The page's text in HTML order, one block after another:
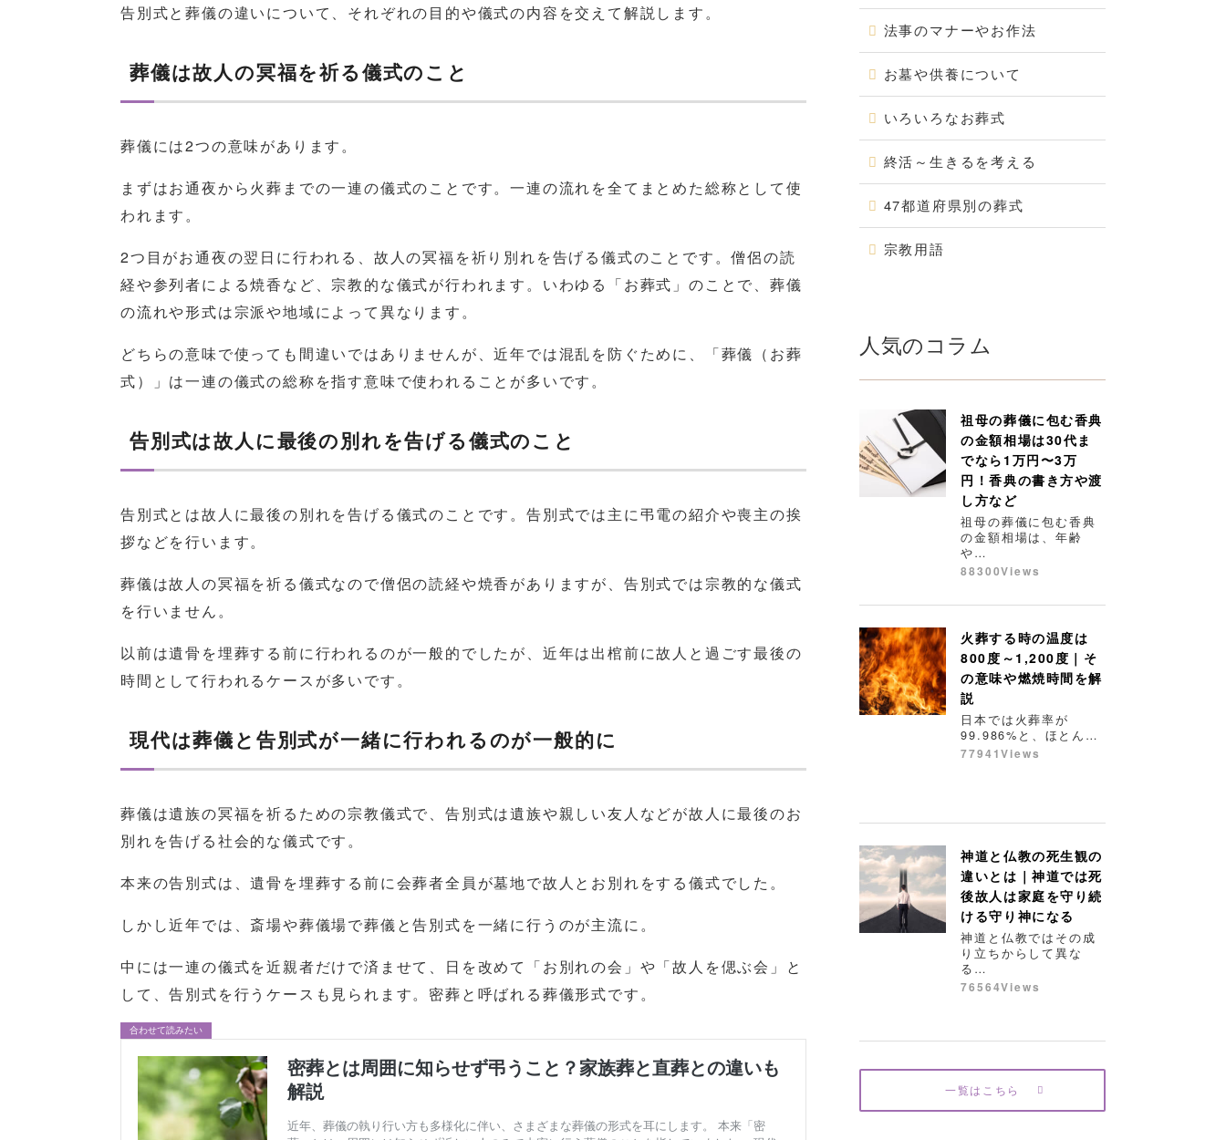
告別式と葬儀の違いについて、それぞれの目的や儀式の内容を交えて解説します。
葬儀は故人の冥福を祈る儀式のこと
葬儀には2つの意味があります。
まずはお通夜から火葬までの一連の儀式のことです。一連の流れを全てまとめた総称として使
われます。
2つ目がお通夜の翌日に行われる、故人の冥福を祈り別れを告げる儀式のことです。僧侶の読
経や参列者による焼香など、宗教的な儀式が行われます。いわゆる「お葬式」のことで、葬儀
の流れや形式は宗派や地域によって異なります。
どちらの意味で使っても間違いではありませんが、近年では混乱を防ぐために、「葬儀（お葬
式）」は一連の儀式の総称を指す意味で使われることが多いです。
告別式は故人に最後の別れを告げる儀式のこと
告別式とは故人に最後の別れを告げる儀式のことです。告別式では主に弔電の紹介や喪主の挨
拶などを行います。
葬儀は故人の冥福を祈る儀式なので僧侶の読経や焼香がありますが、告別式では宗教的な儀式
を行いません。
以前は遺骨を埋葬する前に行われるのが一般的でしたが、近年は出棺前に故人と過ごす最後の
時間として行われるケースが多いです。
現代は葬儀と告別式が一緒に行われるのが一般的に
葬儀は遺族の冥福を祈るための宗教儀式で、告別式は遺族や親しい友人などが故人に最後のお
別れを告げる社会的な儀式です。
本来の告別式は、遺骨を埋葬する前に会葬者全員が墓地で故人とお別れをする儀式でした。
しかし近年では、斎場や葬儀場で葬儀と告別式を一緒に行うのが主流に。
中には一連の儀式を近親者だけで済ませて、日を改めて「お別れの会」や「故人を偲ぶ会」と
して、告別式を行うケースも見られます。密葬と呼ばれる葬儀形式です。
法事のマナーやお作法
お墓や供養について
いろいろなお葬式
終活～生きるを考える
47都道府県別の葬式
宗教用語
人気のコラム
祖母の葬儀に包む香典
の金額相場は30代ま
でなら1万円〜3万
円！香典の書き方や渡
し方など
祖母の葬儀に包む香典
の金額相場は、年齢
や…
88300Views
火葬する時の温度は
800度～1,200度｜そ
の意味や燃焼時間を解
説
日本では火葬率が
99.986%と、ほとん…
77941Views
神道と仏教の死生観の
違いとは｜神道では死
後故人は家庭を守り続
ける守り神になる
神道と仏教ではその成
り立ちからして異な
る…
76564Views
一覧はこちら